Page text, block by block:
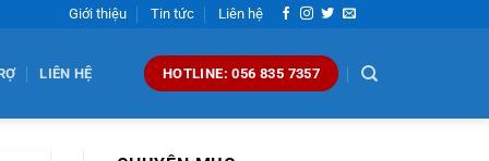
Giới thiệu Tin tức Liên hệ
LIÊN HỆ HOTLINE: 056 835 7357